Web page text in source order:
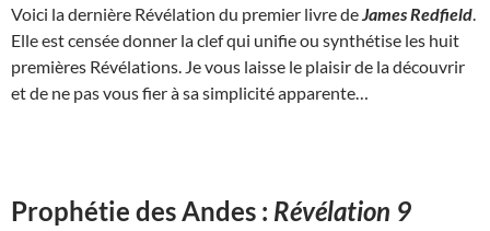
Voici la dernière Révélation du premier livre de James Redfield
Elle est censée donner la clef qui unifie ou synthétise les huit
premières Révélations. Je vous laisse le plaisir de la découvrir
et de ne pas vous fier à sa simplicité apparente…
Prophétie des Andes : Révélation 9